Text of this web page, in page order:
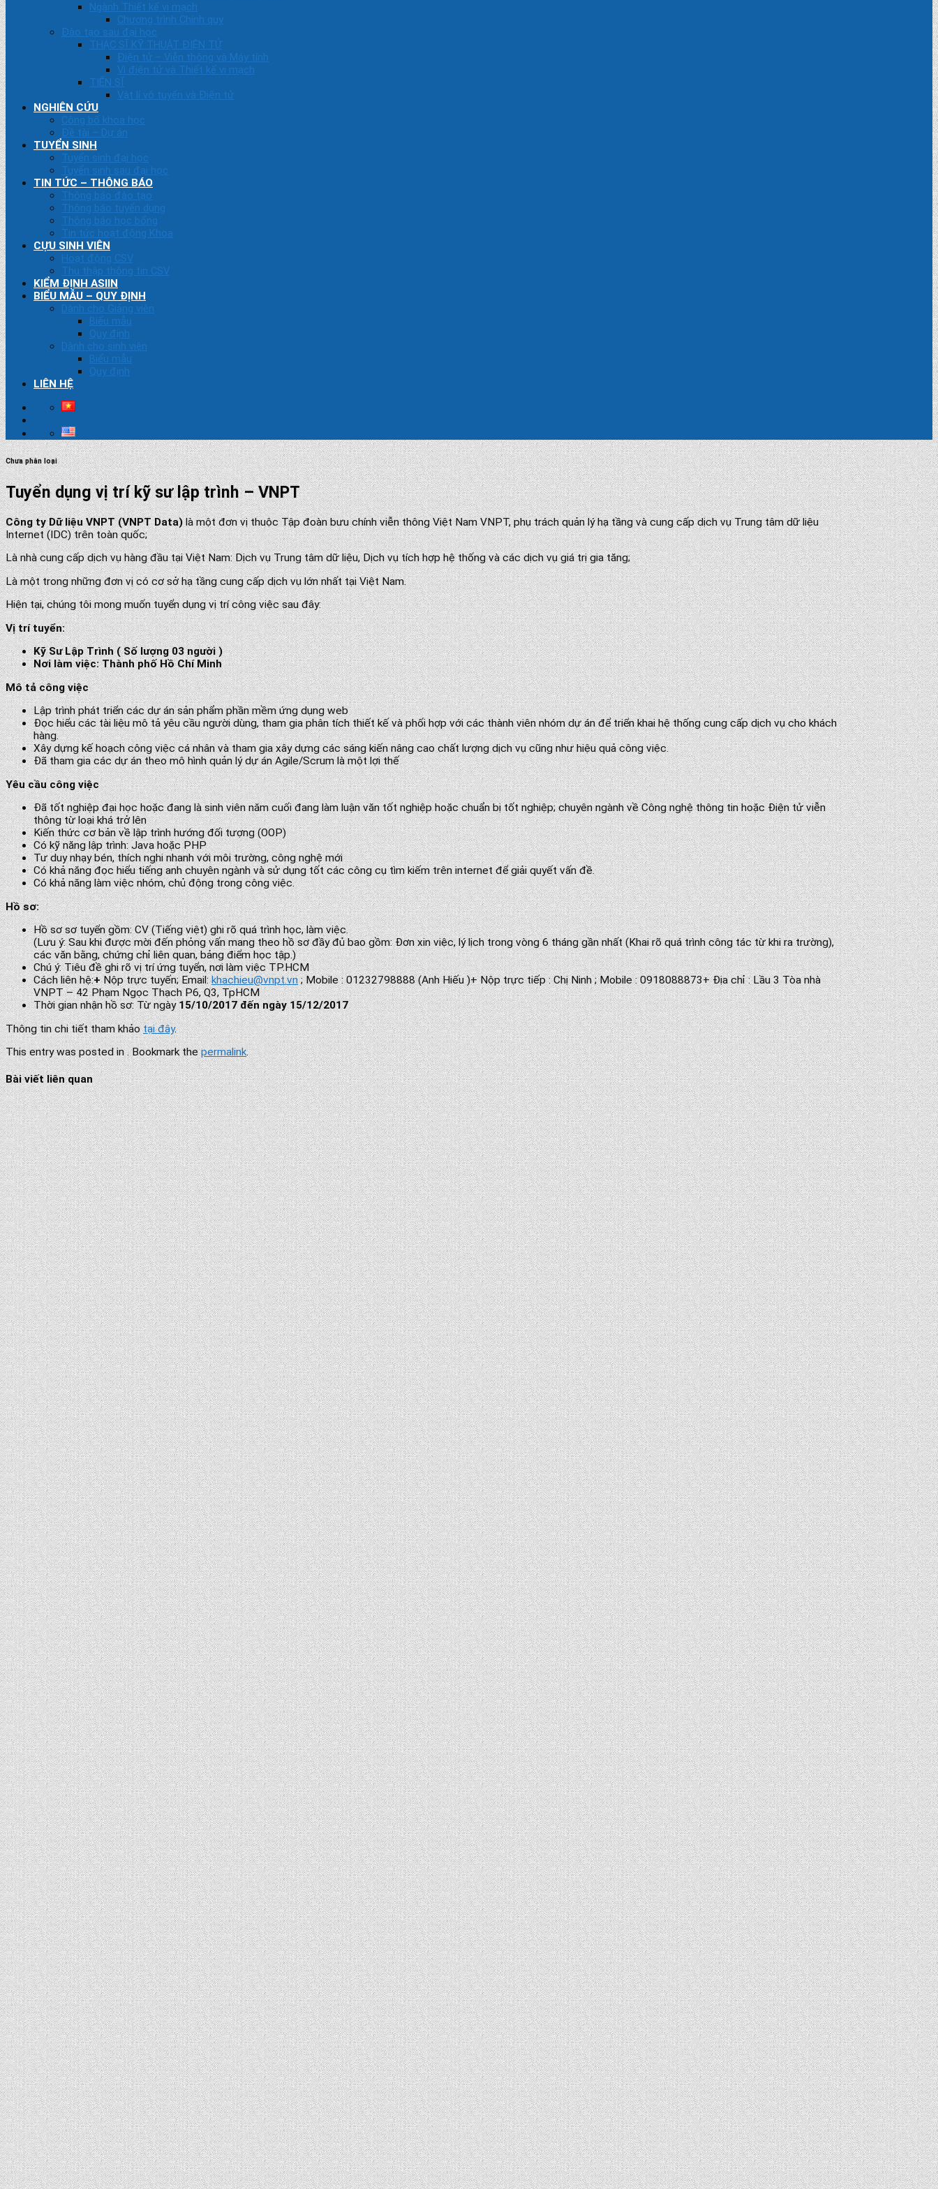
Ngành Thiết kế vi mạch
Chương trình Chính quy
Đào tạo sau đại học
THẠC SĨ KỸ THUẬT ĐIỆN TỬ
Điện tử – Viễn thông và Máy tính
Vi điện tử và Thiết kế vi mạch
TIẾN SĨ
Vật lí vô tuyến và Điện tử
NGHIÊN CỨU
Công bố khoa học
Đề tài – Dự án
TUYỂN SINH
Tuyển sinh đại học
Tuyển sinh sau đại học
TIN TỨC – THÔNG BÁO
Thông báo đào tạo
Thông báo tuyển dụng
Thông báo học bổng
Tin tức hoạt động Khoa
CỰU SINH VIÊN
Hoạt động CSV
Thu thập thông tin CSV
KIỂM ĐỊNH ASIIN
BIỂU MẪU – QUY ĐỊNH
Dành cho Giảng viên
Biểu mẫu
Quy định
Dành cho sinh viên
Biểu mẫu
Quy định
LIÊN HỆ
Chưa phân loại
Tuyển dụng vị trí kỹ sư lập trình – VNPT
Công ty Dữ liệu VNPT(VNPT Data)là một đơn vị thuộc Tập đoàn bưu chính viễn thông Việt Nam VNPT, phụ trách quản lý hạ tầng và cung cấp dịch vụ Trung tâm dữ liệu
Internet (IDC) trên toàn quốc;
Là nhà cung cấp dịch vụ hàng đầu tại Việt Nam: Dịch vụ Trung tâm dữ liệu, Dịch vụ tích hợp hệ thống và các dịch vụ giá trị gia tăng;
Là một trong những đơn vị có cơ sở hạ tầng cung cấp dịch vụ lớn nhất tại Việt Nam.
Hiện tại, chúng tôi mong muốn tuyển dụng vị trí công việc sau đây:
Vị trí tuyển:
Kỹ Sư Lập Trình ( Số lượng 03 người )
Nơi làm việc: Thành phố Hồ Chí Minh
Mô tả công việc
Lập trình phát triển các dự án sản phẩm phần mềm ứng dụng web
Đọc hiểu các tài liệu mô tả yêu cầu người dùng, tham gia phân tích thiết kế và phối hợp với các thành viên nhóm dự án để triển khai hệ thống cung cấp dịch vụ cho khách
hàng.
Xây dựng kế hoạch công việc cá nhân và tham gia xây dựng các sáng kiến nâng cao chất lượng dịch vụ cũng như hiệu quả công việc.
Đã tham gia các dự án theo mô hình quản lý dự án Agile/Scrum là một lợi thế
Yêu cầu công việc
Đã tốt nghiệp đại học hoặc đang là sinh viên năm cuối đang làm luận văn tốt nghiệp hoặc chuẩn bị tốt nghiệp; chuyên ngành về Công nghệ thông tin hoặc Điện tử viễn
thông từ loại khá trở lên
Kiến thức cơ bản về lập trình hướng đối tượng (OOP)
Có kỹ năng lập trình: Java hoặc PHP
Tư duy nhạy bén, thích nghi nhanh với môi trường, công nghệ mới
Có khả năng đọc hiểu tiếng anh chuyên ngành và sử dụng tốt các công cụ tìm kiếm trên internet để giải quyết vấn đề.
Có khả năng làm việc nhóm, chủ động trong công việc.
Hồ sơ:
Hồ sơ sơ tuyển gồm: CV (Tiếng việt) ghi rõ quá trình học, làm việc.
(Lưu ý: Sau khi được mời đến phỏng vấn mang theo hồ sơ đầy đủ bao gồm: Đơn xin việc, lý lịch trong vòng 6 tháng gần nhất (Khai rõ quá trình công tác từ khi ra trường),
các văn bằng, chứng chỉ liên quan, bảng điểm học tập.)
Chú ý: Tiêu đề ghi rõ vị trí ứng tuyển, nơi làm việc TP.HCM
Cách liên hệ:+Nộp trực tuyến; Email:khachieu@vnpt.vn; Mobile : 01232798888 (Anh Hiếu )+ Nộp trực tiếp : Chị Ninh ; Mobile : 0918088873+ Địa chỉ : Lầu 3 Tòa nhà
VNPT – 42 Phạm Ngọc Thạch P6, Q3, TpHCM
Thời gian nhận hồ sơ: Từ ngày15/10/2017 đến ngày 15/12/2017
Thông tin chi tiết tham khảotại đây.
This entry was posted in . Bookmark thepermalink.
Bài viết liên quan